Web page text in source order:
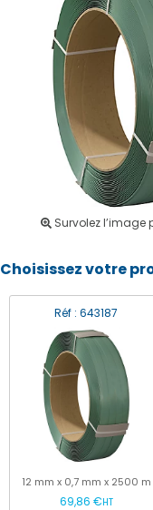
Survolez l’image
Choisissez votre
Réf : 643187
12 mm x 0,7 mm x 2500 m
69,86 €HT